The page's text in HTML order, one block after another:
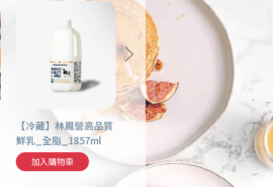
【冷藏】林鳳營高品質
鮮乳_全脂_1857ml
加入購物車
【冷藏】木崗高品質雞
蛋_白蛋_10入
加入購物車
【冷
鮮乳
加